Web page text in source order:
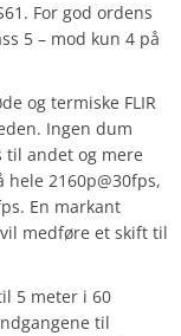
For god ordens
5 – mod kun 4 på
og termiske FLIR
Ingen dum
til andet og mere
2160p@30fps,
En markant
medføre et skift til
5 meter i 60
til